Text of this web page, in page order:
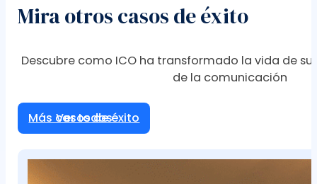
Mira otros casos de éxito
Descubre como ICO ha transformado la vida de
de la comunicación
Más casos de éxito